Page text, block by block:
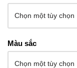
Màu sắc